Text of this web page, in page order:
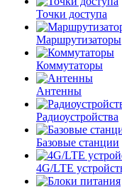
Точки доступа
Маршрутизаторы
Коммутаторы
Антенны
Радиоустройства
Базовые станции
4G/LTE